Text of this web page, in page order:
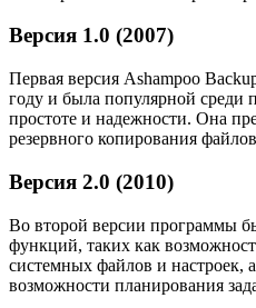
Версия 1.0 (2007)
Первая версия Ashampoo
году и была популярной среди
простоте и надежности. Она
резервного копирования
Версия 2.0 (2010)
Во второй версии программы
функций, таких как
системных файлов и настроек,
возможности планирования